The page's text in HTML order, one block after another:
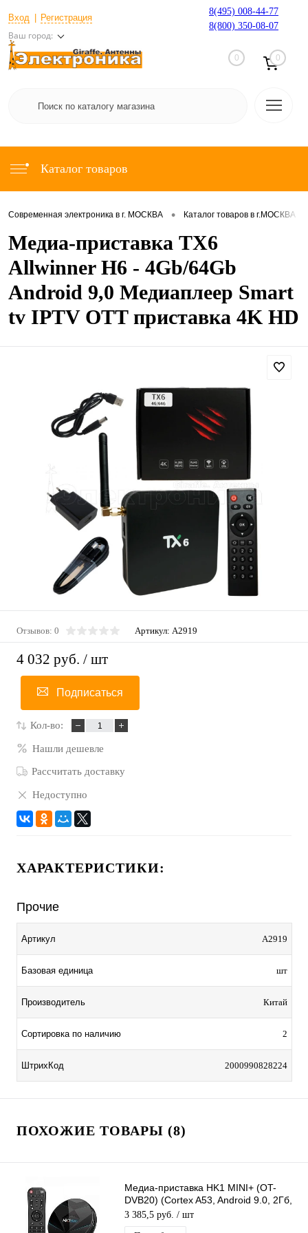
Вход Регистрация
Ваш город:
8(495) 008-44-77
8(800) 350-08-07
0 0
Каталог товаров
Современная электроника в г. МОСКВА • Каталог товаров в г.МОСКВА
Медиа-приставка TX6
Allwinner H6 - 4Gb/64Gb
Android 9,0 Медиаплеер Smart
tv IPTV OTT приставка 4K HD
Отзывов: 0 Артикул: A2919
4 032 руб. / шт
Подписаться
Кол-во:
Нашли дешевле
Рассчитать доставку
Недоступно
ХАРАКТЕРИСТИКИ:
Прочие
Артикул A2919
Базовая единица шт
Производитель Китай
Сортировка по наличию 2
ШтрихКод 2000990828224
ПОХОЖИЕ ТОВАРЫ (8)
Медиа-приставка HK1 MINI+ (OT-
DVB20) (Cortex A53, Android 9.0, 2Гб,
Flash 16ГБ, Wi-Fi) Smart tv
3 385,5 руб. / шт